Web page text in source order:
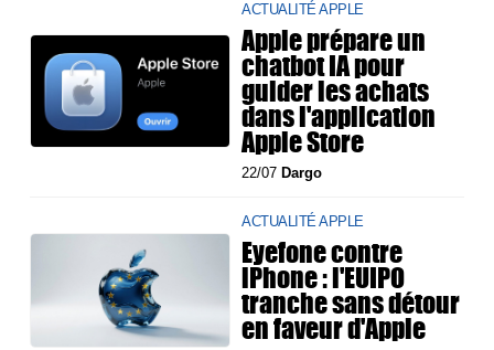
ACTUALITÉ APPLE
Apple prépare un
chatbot IA pour
guider les achats
dans l'application
Apple Store
22/07 Dargo
ACTUALITÉ APPLE
Eyefone contre
iPhone : l'EUIPO
tranche sans détour
en faveur d'Apple